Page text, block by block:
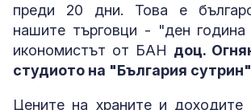
преди 20 дни. Това е
нашите търговци - "ден година
икономистът от БАН доц.
студиото на "България
Цените на храните и